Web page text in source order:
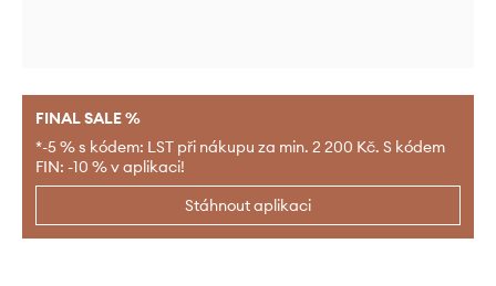
FINAL SALE %
*-5 % s kódem: LST při nákupu za min. 2 200 Kč. S kódem
FIN: -10 % v aplikaci!
Stáhnout aplikaci